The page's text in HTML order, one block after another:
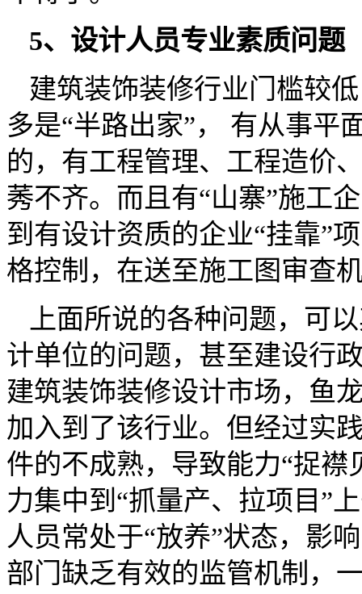
5、设计人员专业素质问题
建筑装饰装修行业门槛较
多是“半路出家”， 有从事平
的，有工程管理、工程造价
莠不齐。而且有“山寨”施工
到有设计资质的企业“挂靠”
格控制，在送至施工图审查
上面所说的各种问题，可
计单位的问题，甚至建设行
建筑装饰装修设计市场，鱼
加入到了该行业。但经过实
件的不成熟，导致能力“捉
力集中到“抓量产、拉项目”
人员常处于“放养”状态，影
部门缺乏有效的监管机制，